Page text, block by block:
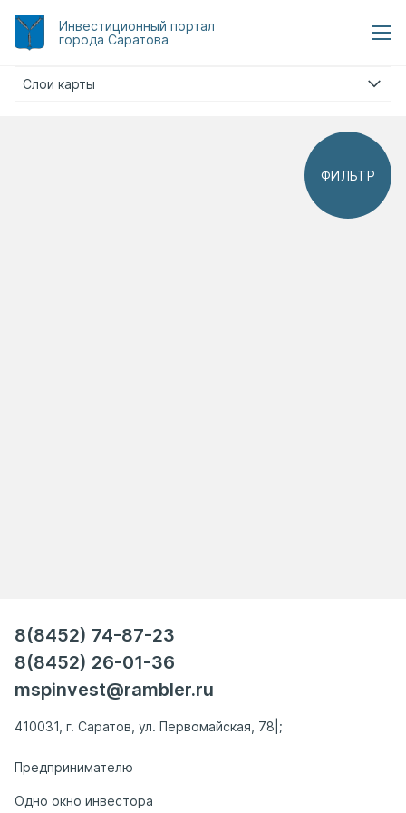
Инвестиционный портал
города Саратова
Слои карты
ФИЛЬТР
8(8452) 74-87-23
8(8452) 26-01-36
mspinvest@rambler.ru
410031, г. Саратов, ул. Первомайская, 78|;
Предпринимателю
Одно окно инвестора